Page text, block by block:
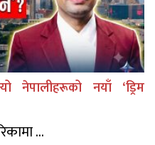
नेपालीहरूको नयाँ ‘ड्रिम
...